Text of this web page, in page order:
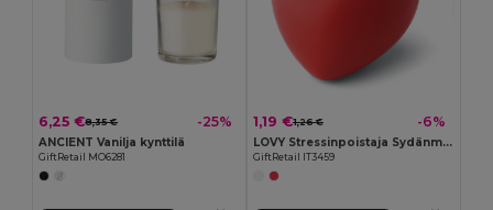
6,25 €8,35 € -25%
ANCIENT Vanilja kynttilä
GiftRetail MO6281
1,19 €1,26 € -6%
LOVY Stressinpoistaja Sydänmuotoisena PU-materiaalista
GiftRetail IT3459